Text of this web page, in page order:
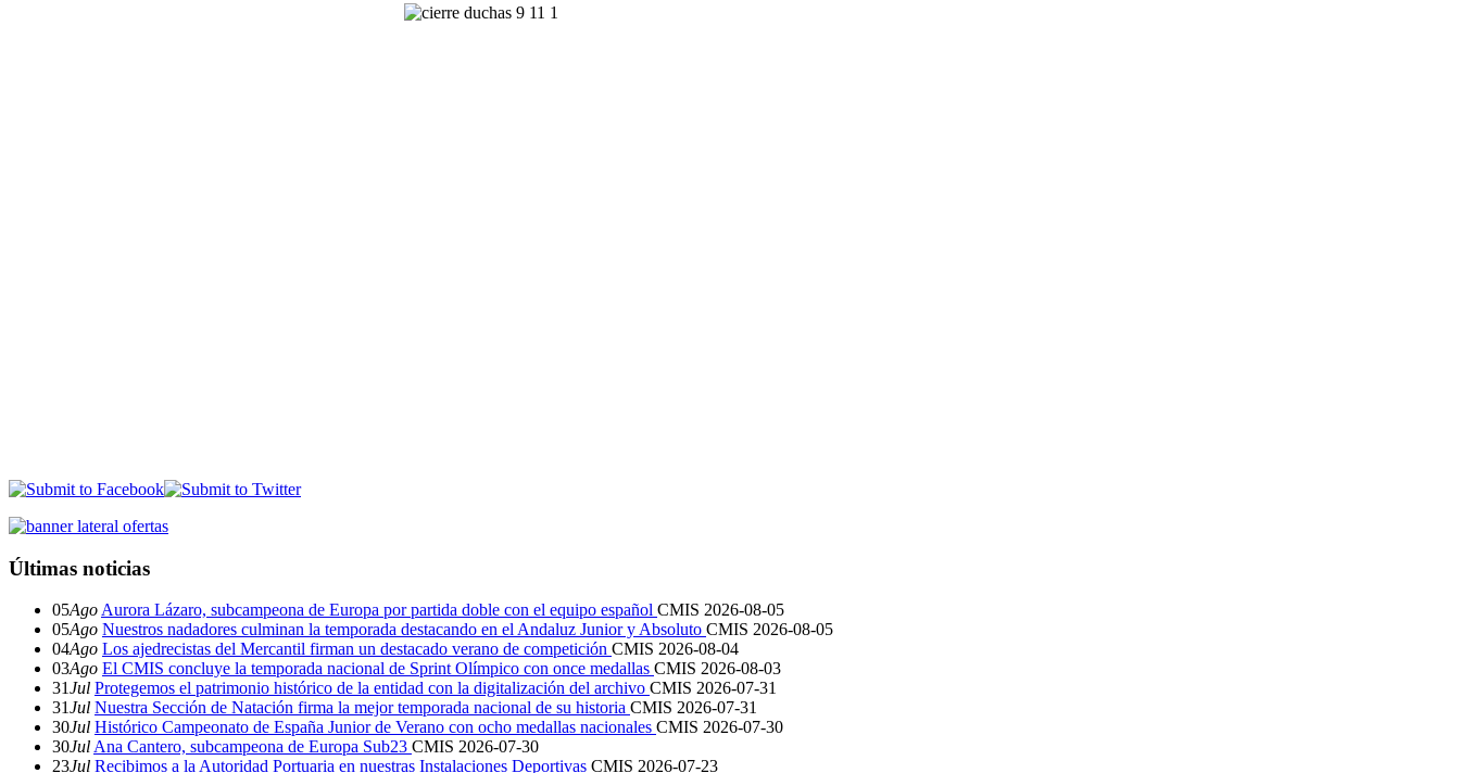
Últimas noticias
05Ago Aurora Lázaro, subcampeona de Europa por partida doble con el equipo español CMIS 2026-08-05
05Ago Nuestros nadadores culminan la temporada destacando en el Andaluz Junior y Absoluto CMIS 2026-08-05
04Ago Los ajedrecistas del Mercantil firman un destacado verano de competición CMIS 2026-08-04
03Ago El CMIS concluye la temporada nacional de Sprint Olímpico con once medallas CMIS 2026-08-03
31Jul Protegemos el patrimonio histórico de la entidad con la digitalización del archivo CMIS 2026-07-31
31Jul Nuestra Sección de Natación firma la mejor temporada nacional de su historia CMIS 2026-07-31
30Jul Histórico Campeonato de España Junior de Verano con ocho medallas nacionales CMIS 2026-07-30
30Jul Ana Cantero, subcampeona de Europa Sub23 CMIS 2026-07-30
23Jul Recibimos a la Autoridad Portuaria en nuestras Instalaciones Deportivas CMIS 2026-07-23